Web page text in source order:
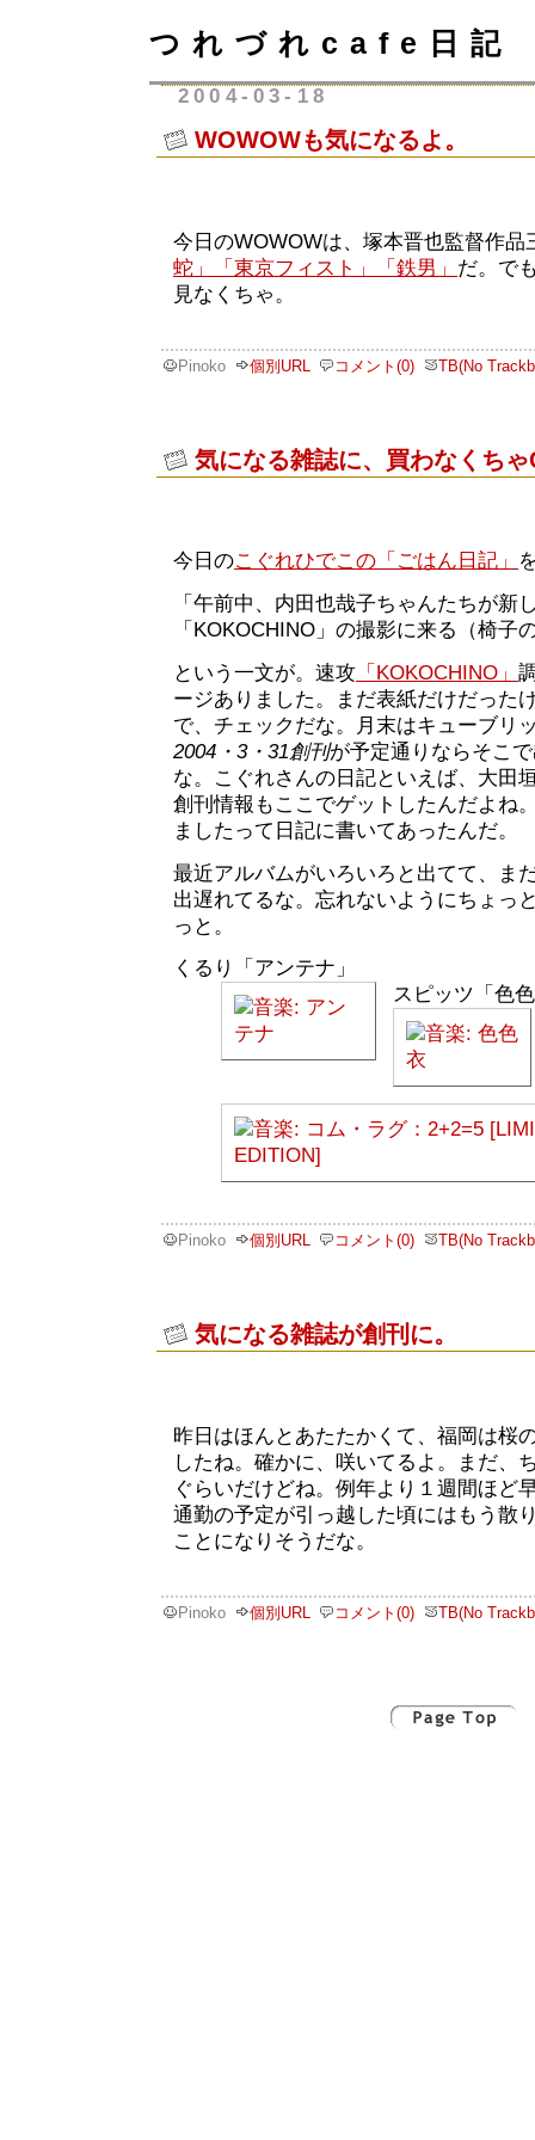
つれづれcafe日記
2004-03-18
WOWOWも気になるよ。
今日のWOWOWは、塚本晋也監督作品
蛇」
「東京フィスト」 「鉄男」 だ。で
見なくちゃ。
Pinoko 個別URL コメント(0) TB(No
気になる雑誌に、買わなくちゃ
今日のこぐれひでこの「ごはん日記」
「午前中、内田也哉子ちゃんたちが新
「KOKOCHINO」の撮影に来る（椅子
という一文が。速攻 「KOKOCHINO」
ージありました。まだ表紙だけだった
で、チェックだな。月末はキューブリ
2004・3・31創刊が予定通りならそこ
な。こぐれさんの日記といえば、大田
創刊情報もここでゲットしたんだよね
ましたって日記に書いてあったんだ。
最近アルバムがいろいろと出てて、ま
出遅れてるな。忘れないようにちょっ
っと。
くるり「アンテナ」
スピッツ「色
Pinoko 個別URL コメント(0) TB(No
気になる雑誌が創刊に。
昨日はほんとあたたかくて、福岡は桜
したね。確かに、咲いてるよ。まだ、
ぐらいだけどね。例年より１週間ほど
通勤の予定が引っ越した頃にはもう散
ことになりそうだな。
Pinoko 個別URL コメント(0) TB(No